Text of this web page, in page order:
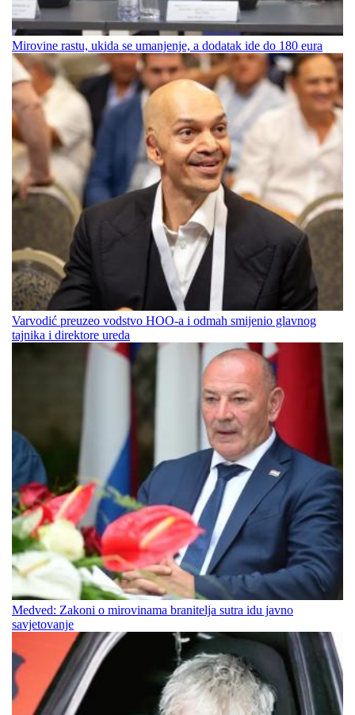
Mirovine rastu, ukida se umanjenje, a dodatak ide do 180 eura
Varvodić preuzeo vodstvo HOO-a i odmah smijenio glavnog
tajnika i direktore ureda
Medved: Zakoni o mirovinama branitelja sutra idu javno
savjetovanje